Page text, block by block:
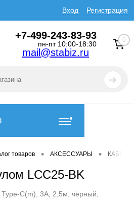
Вход Регистрация
+7-499-243-83-93
пн-пт 10:00-18:30
mail@stabiz.ru
0
товаров • АКСЕССУАРЫ •
LCC25-BK
C(m), 3A, 2,5м, чёрный,